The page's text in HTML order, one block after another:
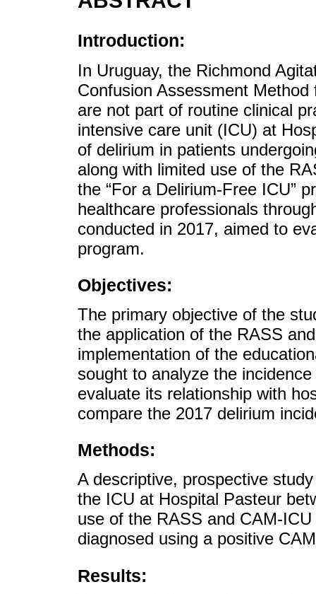
Introduction:
In Uruguay, the Richmond
Confusion Assessment
are not part of routine clinical
intensive care unit (ICU) at
of delirium in patients
along with limited use of the
the “For a Delirium-Free ICU”
healthcare professionals
conducted in 2017, aimed to
program.
Objectives:
The primary objective of the
the application of the RASS
implementation of the
sought to analyze the
evaluate its relationship with
compare the 2017 delirium
Methods:
A descriptive, prospective
the ICU at Hospital Pasteur
use of the RASS and CAM-
diagnosed using a positive
Results: